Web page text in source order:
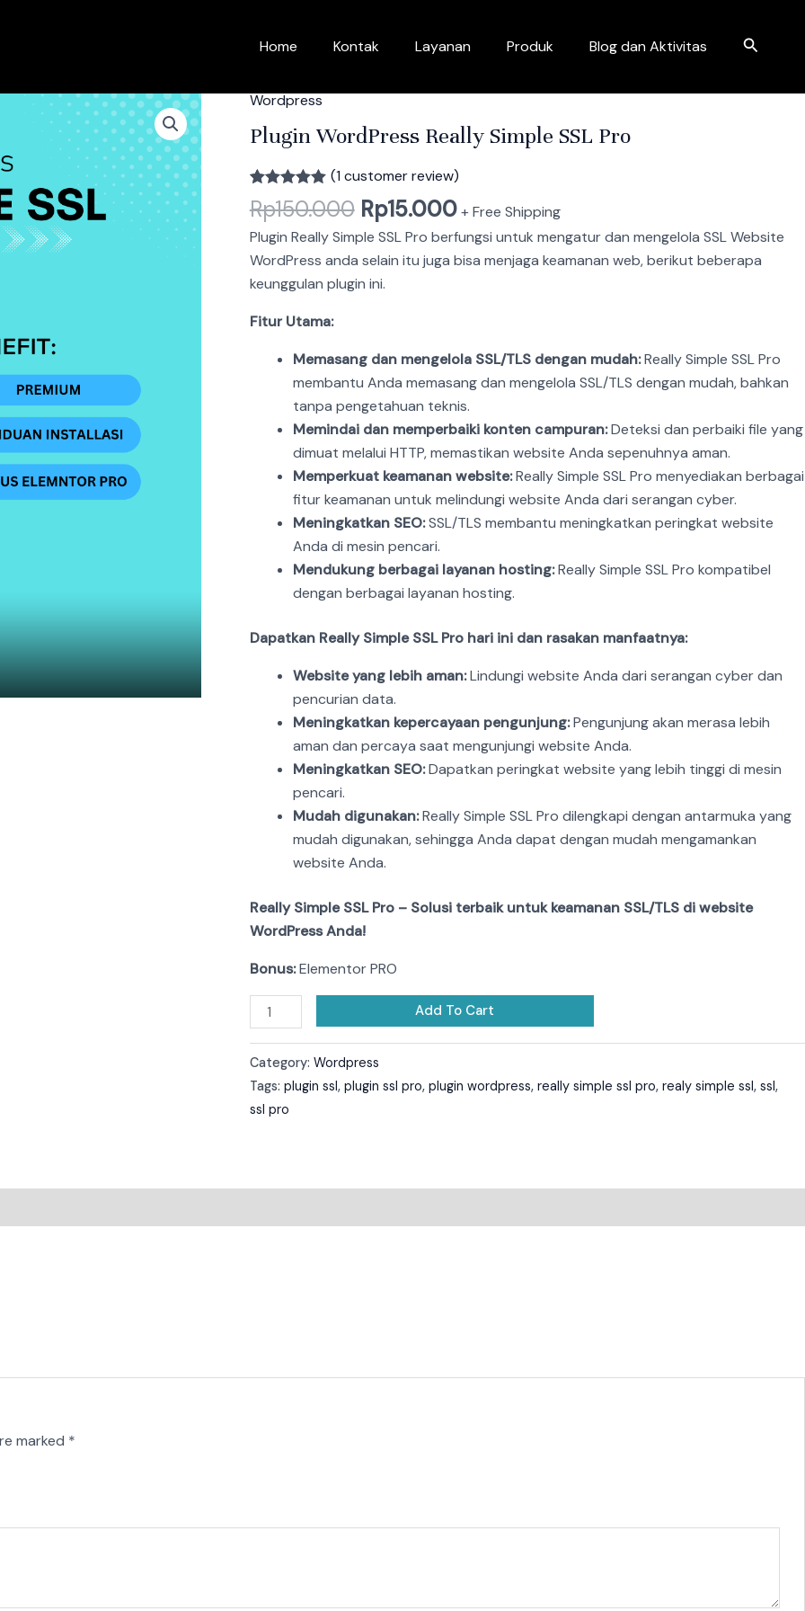
Home Kontak Layanan Produk Blog dan Aktivitas Search
Wordpress
Plugin WordPress Really Simple SSL Pro
Rated5.00
out of 5
based on
1
customer
rating
(1 customer review)
Rp150.000
price
was:
Rp150.000.
Rp15.000
price
is:
Rp15.000.
+ Free Shipping
Plugin Really Simple SSL Pro berfungsi untuk mengatur dan mengelola SSL Website
WordPress anda selain itu juga bisa menjaga keamanan web, berikut beberapa
keunggulan plugin ini.
Fitur Utama:
Memasang dan mengelola SSL/TLS dengan mudah:Really Simple SSL Pro
membantu Anda memasang dan mengelola SSL/TLS dengan mudah, bahkan
tanpa pengetahuan teknis.
Memindai dan memperbaiki konten campuran:Deteksi dan perbaiki file yang
dimuat melalui HTTP, memastikan website Anda sepenuhnya aman.
Memperkuat keamanan website:Really Simple SSL Pro menyediakan berbagai
fitur keamanan untuk melindungi website Anda dari serangan cyber.
Meningkatkan SEO:SSL/TLS membantu meningkatkan peringkat website
Anda di mesin pencari.
Mendukung berbagai layanan hosting:Really Simple SSL Pro kompatibel
dengan berbagai layanan hosting.
Dapatkan Really Simple SSL Pro hari ini dan rasakan manfaatnya:
Website yang lebih aman:Lindungi website Anda dari serangan cyber dan
pencurian data.
Meningkatkan kepercayaan pengunjung:Pengunjung akan merasa lebih
aman dan percaya saat mengunjungi website Anda.
Meningkatkan SEO:Dapatkan peringkat website yang lebih tinggi di mesin
pencari.
Mudah digunakan:Really Simple SSL Pro dilengkapi dengan antarmuka yang
mudah digunakan, sehingga Anda dapat dengan mudah mengamankan
website Anda.
Really Simple SSL Pro – Solusi terbaik untuk keamanan SSL/TLS di website
WordPress Anda!
Bonus:Elementor PRO
Plugin
WordPress
Really
Simple
SSL
Pro
quantity
Add To Cart
Category: Wordpress
Tags: plugin ssl, plugin ssl pro, plugin wordpress, really simple ssl pro, realy simple ssl, ssl,
ssl pro
marked *